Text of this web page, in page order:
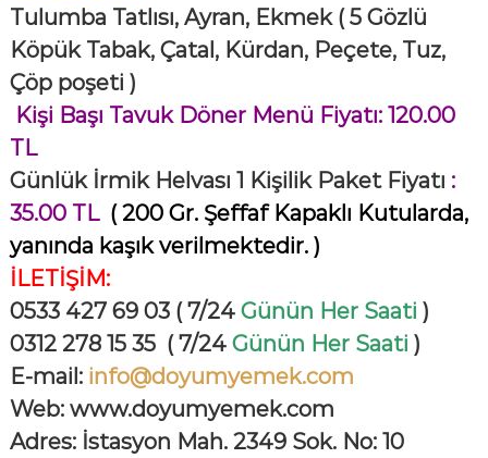
Tulumba Tatlısı, Ayran, Ekmek ( 5 Gözlü
Köpük Tabak, Çatal, Kürdan, Peçete, Tuz,
Çöp poşeti )
Kişi Başı Tavuk Döner Menü Fiyatı: 120.00
TL
Günlük İrmik Helvası 1 Kişilik Paket Fiyatı :
35.00 TL ( 200 Gr. Şeffaf Kapaklı Kutularda,
yanında kaşık verilmektedir. )
İLETİŞİM:
0533 427 69 03 ( 7/24 Günün Her Saati )
0312 278 15 35 ( 7/24 Günün Her Saati )
E-mail: info@doyumyemek.com
Web: www.doyumyemek.com
Adres: İstasyon Mah. 2349 Sok. No: 10